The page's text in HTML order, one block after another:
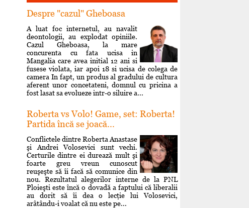
Despre "cazul" Gheboasa
A luat foc internetul, au navalit
deontologii, au explodat opiniile.
Cazul Gheboasa, la mare
concurenta cu fata ucisa in
Mangalia care avea initial 12 ani si
fusese violata, iar apoi 18 si ucisa de colega de
camera In fapt, un produs al gradului de cultura
aferent unor concetateni, domnul cu pricina a
fost lasat sa evolueze intr-o siluire a...
Roberta vs Volo! Game, set: Roberta!
Partida încă se joacă...
Conflictele dintre Roberta Anastase
şi Andrei Volosevici sunt vechi.
Certurile dintre ei durează mult şi
foarte greu vreun cunoscut
reuşeşte să îi facă să comunice din
nou. Rezultatul alegerilor interne de la PNL
Ploieşti este încă o dovadă a faptului că liberalii
au dorit să îi dea o lecţie lui Volosevici,
arâtându-i voalat că nu este pe...